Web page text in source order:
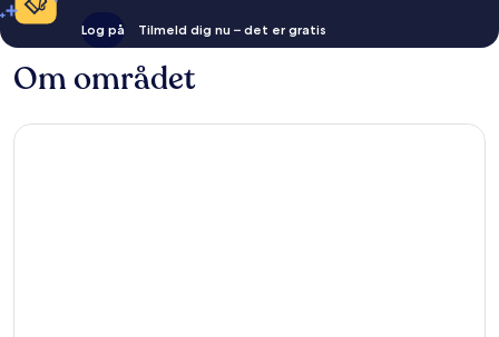
Log på Tilmeld dig nu – det er gratis
Om området